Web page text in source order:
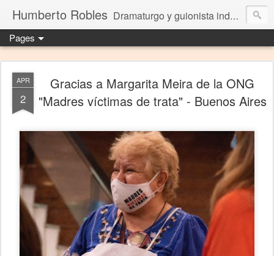
Humberto Robles Dramaturgo y guionista independiente
Pages
APR
2
Gracias a Margarita Meira de la ONG
"Madres víctimas de trata" - Buenos Aires